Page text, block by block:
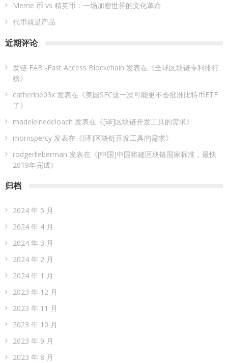
Meme 币 vs 精英币：一场加密世界的文化革命
代币就是产品
近期评论
发链 FAB -Fast Access Blockchain 发表在《全球区块链专利排行
榜》
catherine03x 发表在《美国SEC这一次可能更不会批准比特币ETF
了》
madeleinedeloach 发表在《[译]区块链开发工具的需求》
morrispercy 发表在《[译]区块链开发工具的需求》
rodgerlieberman 发表在《[中国]中国将建区块链国家标准，最快
2019年完成》
归档
2024 年 5 月
2024 年 4 月
2024 年 3 月
2024 年 2 月
2024 年 1 月
2023 年 12 月
2023 年 11 月
2023 年 10 月
2023 年 9 月
2023 年 8 月